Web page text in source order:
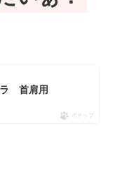
首肩用
ポチップ